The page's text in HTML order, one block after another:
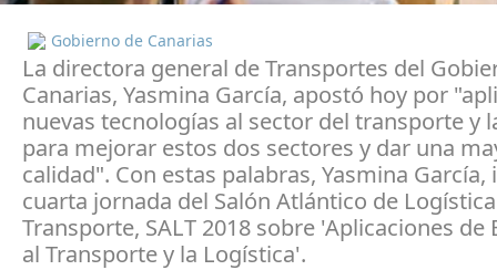
Gobierno de Canarias
La directora general de Transportes del
Canarias, Yasmina García, apostó hoy por
nuevas tecnologías al sector del transporte y
para mejorar estos dos sectores y dar una
calidad". Con estas palabras, Yasmina
cuarta jornada del Salón Atlántico de
Transporte, SALT 2018 sobre 'Aplicaciones de
al Transporte y la Logística'.